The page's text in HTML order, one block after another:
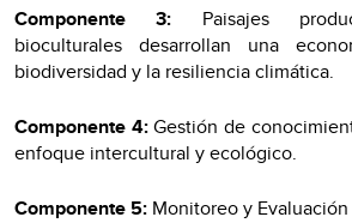
Componente 3: Paisajes
bioculturales desarrollan una
biodiversidad y la resiliencia climática.
Componente 4:Gestión de
enfoque intercultural y ecológico.
Componente 5: Monitoreo y